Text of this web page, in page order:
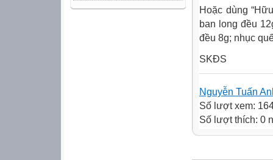
Hoặc dùng
ban long đều
đều 8g; nhục
SKĐS
Nguyễn Tuấn
Số lượt xem:
Số lượt thích: 0